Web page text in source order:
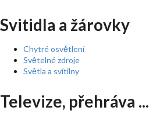
Svitidla a žárovky
Chytré osvětlení
Světelné zdroje
Světla a svítilny
Televize, přehráva ...